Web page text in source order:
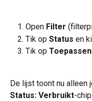
Open Filter
Tik op Status en
Tik op Toepassen.
De lijst toont nu alleen
Status: Verbruikt-